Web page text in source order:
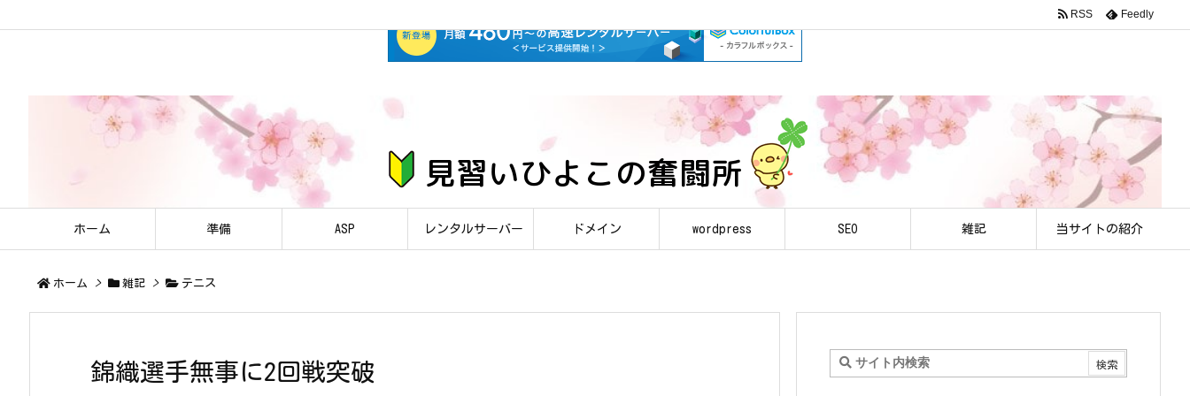
ホーム 準備 ASP レンタルサーバー ドメイン wordpress SEO 雑記 当サイトの紹介
RSS Feedly
ホーム > 雑記 > テニス
錦織選手無事に2回戦突破